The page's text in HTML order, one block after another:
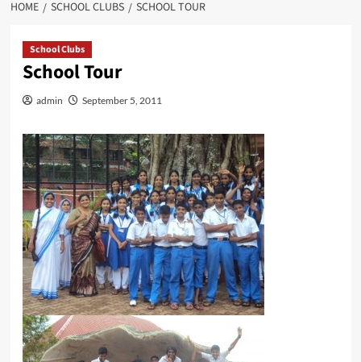
HOME SCHOOL CLUBS SCHOOL TOUR
School Clubs
School Tour
admin September 5, 2011